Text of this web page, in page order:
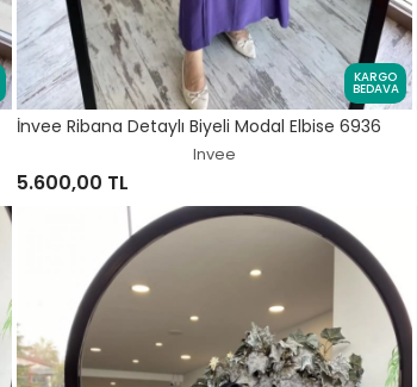
KARGO
BEDAVA
İnvee Ribana Detaylı Biyeli Modal Elbise 6936
Invee
5.600,00 TL